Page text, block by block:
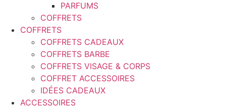
PARFUMS
COFFRETS
COFFRETS
COFFRETS CADEAUX
COFFRETS BARBE
COFFRETS VISAGE & CORPS
COFFRET ACCESSOIRES
IDÉES CADEAUX
ACCESSOIRES